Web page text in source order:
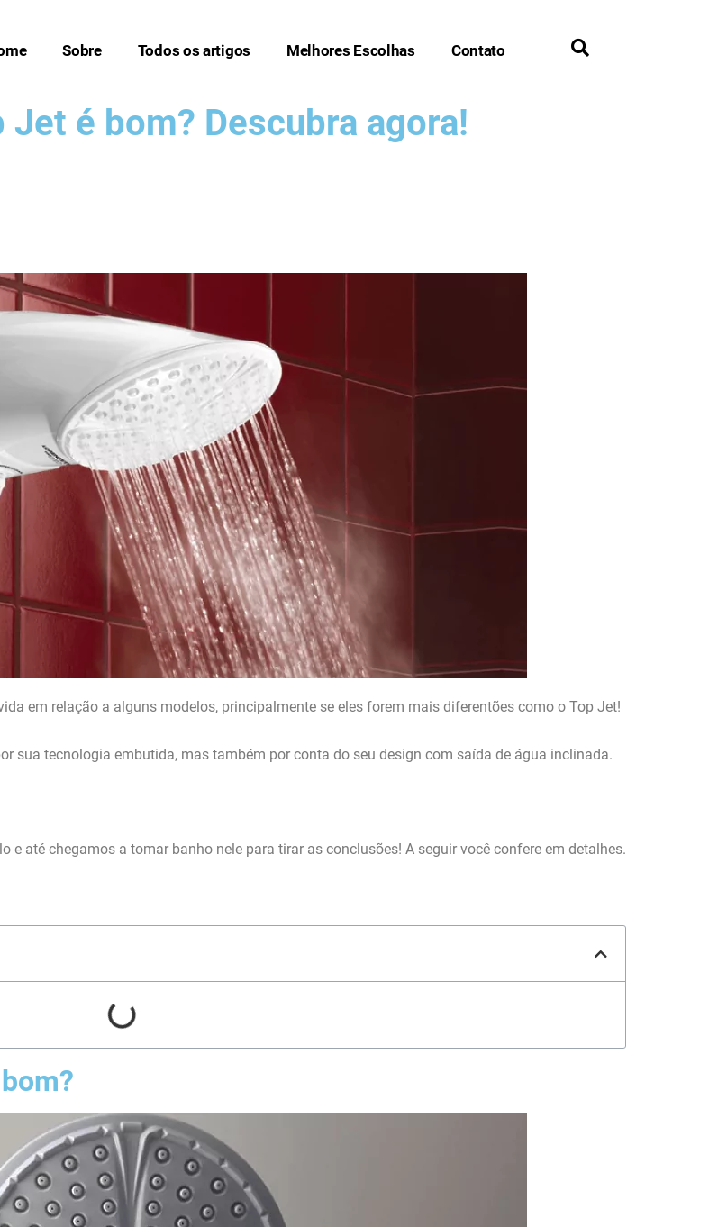
Sobre Todos os artigos Melhores Escolhas Contato
é bom? Descubra agora!
em relação a alguns modelos, principalmente se eles forem mais diferentões como o Top Jet!
sua tecnologia embutida, mas também por conta do seu design com saída de água inclinada.
e até chegamos a tomar banho nele para tirar as conclusões! A seguir você confere em detalhes.